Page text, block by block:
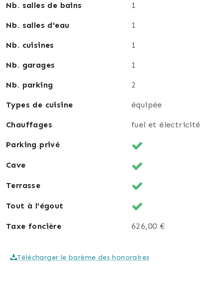
Nb. salles de bains 1
Nb. salles d'eau 1
Nb. cuisines 1
Nb. garages 1
Nb. parking 2
Types de cuisine équipée
Chauffages fuel et électricité
Parking privé
Cave
Terrasse
Tout à l'égout
Taxe foncière 626,00 €
Télécharger le barème des honoraires